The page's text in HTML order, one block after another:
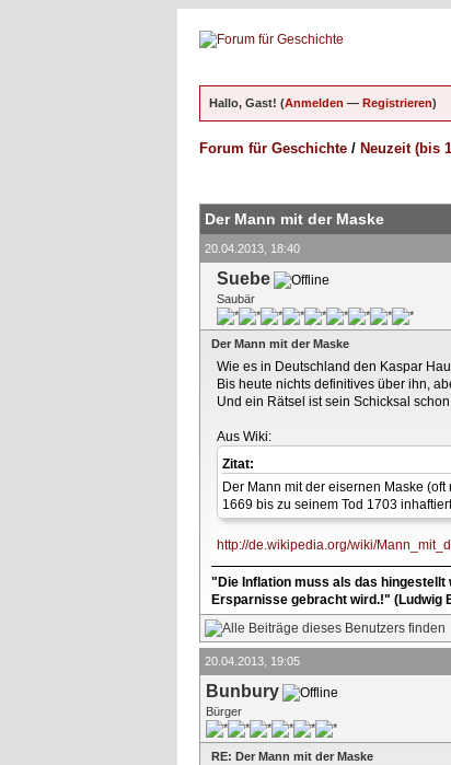
Hallo, Gast! (Anmelden — Registrieren)
Forum für Geschichte / Neuzeit (bis
Der Mann mit der Maske
20.04.2013, 18:40
Suebe
Saubär
Der Mann mit der Maske
Wie es in Deutschland den Kaspar
Bis heute nichts definitives über ihn,
Und ein Rätsel ist sein Schicksal schon
Aus Wiki:
Zitat:
Der Mann mit der eisernen Maske
1669 bis zu seinem Tod 1703
http://de.wikipedia.org/wiki/
"Die Inflation muss als das hingestellt
Ersparnisse gebracht wird.!" (Ludwig
20.04.2013, 19:05
Bunbury
Bürger
RE: Der Mann mit der Maske